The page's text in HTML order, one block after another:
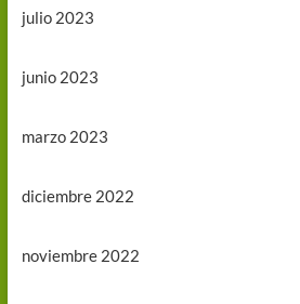
julio 2023
junio 2023
marzo 2023
diciembre 2022
noviembre 2022